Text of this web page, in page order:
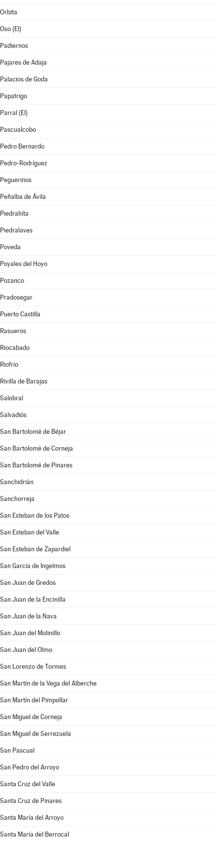
Orbita
Oso (El)
Padiernos
Pajares de Adaja
Palacios de Goda
Papatrigo
Parral (El)
Pascualcobo
Pedro Bernardo
Pedro-Rodríguez
Peguerinos
Peñalba de Ávila
Piedrahíta
Piedralaves
Poveda
Poyales del Hoyo
Pozanco
Pradosegar
Puerto Castilla
Rasueros
Riocabado
Riofrío
Rivilla de Barajas
Salobral
Salvadiós
San Bartolomé de Béjar
San Bartolomé de Corneja
San Bartolomé de Pinares
Sanchidrián
Sanchorreja
San Esteban de los Patos
San Esteban del Valle
San Esteban de Zapardiel
San García de Ingelmos
San Juan de Gredos
San Juan de la Encinilla
San Juan de la Nava
San Juan del Molinillo
San Juan del Olmo
San Lorenzo de Tormes
San Martín de la Vega del Alberche
San Martín del Pimpollar
San Miguel de Corneja
San Miguel de Serrezuela
San Pascual
San Pedro del Arroyo
Santa Cruz del Valle
Santa Cruz de Pinares
Santa María del Arroyo
Santa María del Berrocal